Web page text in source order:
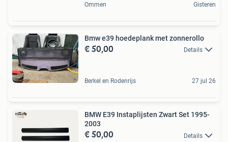
Ommen Gisteren
Bmw e39 hoedeplank met zonnerollo
€ 50,00 Details
Berkel en Rodenrijs 27 jul 26
BMW E39 Instaplijsten Zwart Set 1995-
2003
€ 50,00 Details